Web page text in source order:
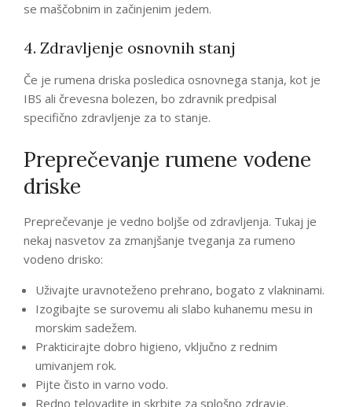
se maščobnim in začinjenim jedem.
4. Zdravljenje osnovnih stanj
Če je rumena driska posledica osnovnega stanja, kot je
IBS ali črevesna bolezen, bo zdravnik predpisal
specifično zdravljenje za to stanje.
Preprečevanje rumene vodene
driske
Preprečevanje je vedno boljše od zdravljenja. Tukaj je
nekaj nasvetov za zmanjšanje tveganja za rumeno
vodeno drisko:
Uživajte uravnoteženo prehrano, bogato z vlakninami.
Izogibajte se surovemu ali slabo kuhanemu mesu in
morskim sadežem.
Prakticirajte dobro higieno, vključno z rednim
umivanjem rok.
Pijte čisto in varno vodo.
Redno telovadite in skrbite za splošno zdravje.